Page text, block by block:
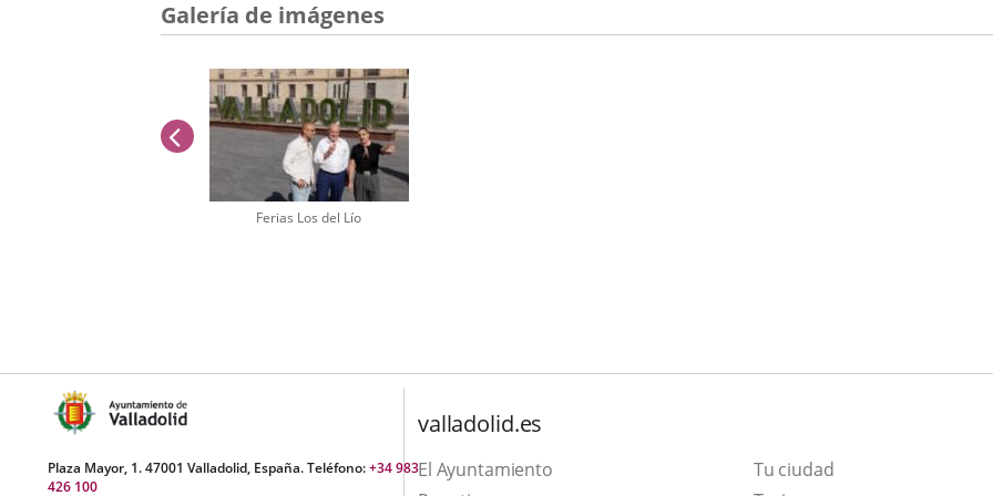
Galería de imágenes
Ferias Los del Lío
anterior
Plaza Mayor, 1. 47001 Valladolid, España. Teléfono:+34 983
426 100
valladolid.es
El Ayuntamiento
Tu ciudad